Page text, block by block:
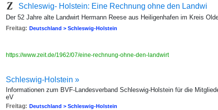
Schleswig- Holstein: Eine Rechnung ohne den Landwi
Der 52 Jahre alte Landwirt Hermann Reese aus Heiligenhafen im Kreis
Freitag: Deutschland > Schleswig-Holstein
https://www.zeit.de/1962/07/eine-rechnung-ohne-den-landwirt
Schleswig-Holstein »
Informationen zum BVF-Landesverband Schleswig-Holstein für die
eV
Freitag: Deutschland > Schleswig-Holstein